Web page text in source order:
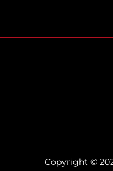
Copyright ©